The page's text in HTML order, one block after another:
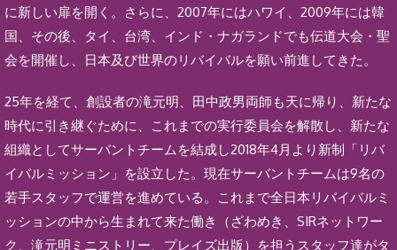
に新しい扉を開く。さらに、2007年にはハワイ、2009年には韓
国、その後、タイ、台湾、インド・ナガランドでも伝道大会・聖
会を開催し、日本及び世界のリバイバルを願い前進してきた。
25年を経て、創設者の滝元明、田中政男両師も天に帰り、新たな
時代に引き継ぐために、これまでの実行委員会を解散し、新たな
組織としてサーバントチームを結成し2018年4月より新制「リバ
イバルミッション」を設立した。現在サーバントチームは9名の
若手スタッフで運営を進めている。これまで全日本リバイバルミ
ッションの中から生まれて来た働き（ざわめき、SIRネットワー
ク、滝元明ミニストリー、プレイズ出版）を担うスタッフ達がタ